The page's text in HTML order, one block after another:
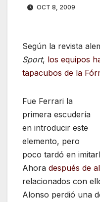
OCT 8, 2009
Según la revista
Sport, los equipos
tapacubos de la
Fue Ferrari la
primera escudería
en introducir este
elemento, pero
poco tardó en
Ahora después de
relacionados con
Alonso perdió una